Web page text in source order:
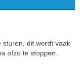
sturen, dit wordt vaak
ofzo te stoppen.